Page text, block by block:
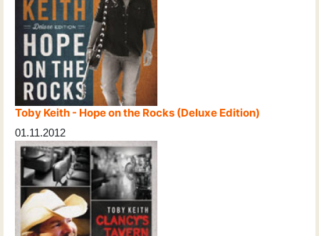
Toby Keith - Hope on the Rocks (Deluxe Edition)
01.11.2012